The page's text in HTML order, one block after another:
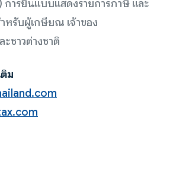
การยื่นแบบแสดงรายการภาษี และ
หรับผู้เกษียณ เจ้าของ
ชาวต่างชาติ
ม